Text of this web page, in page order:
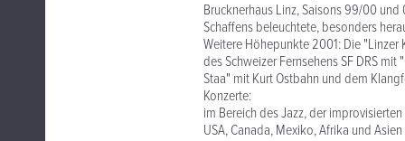
Brucknerhaus Linz, Saisons 99/00
Schaffens beleuchtete, besonders
Weitere Höhepunkte 2001: Die
des Schweizer Fernsehens SF DRS
Staa" mit Kurt Ostbahn und dem
Konzerte:
im Bereich des Jazz, der
USA, Canada, Mexiko, Afrika und